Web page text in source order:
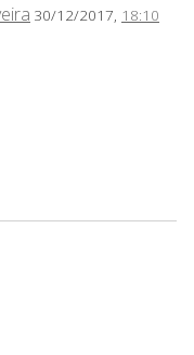
30/12/2017, 18:10